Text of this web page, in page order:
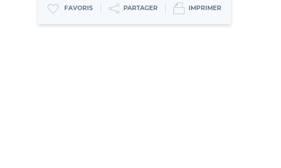
FAVORIS PARTAGER IMPRIMER